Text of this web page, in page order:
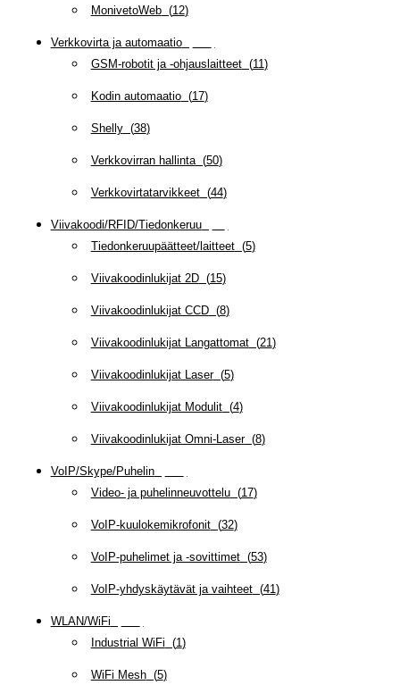
MonivetoWeb(12)
Verkkovirta ja automaatio(
GSM-robotit ja -ohjauslaitteet(11)
Kodin automaatio(17)
Shelly(38)
Verkkovirran hallinta(50)
Verkkovirtatarvikkeet(44)
Viivakoodi/RFID/Tiedonkeruu(
Tiedonkeruupäätteet/laitteet(5)
Viivakoodinlukijat 2D(15)
Viivakoodinlukijat CCD(8)
Viivakoodinlukijat Langattomat(21)
Viivakoodinlukijat Laser(5)
Viivakoodinlukijat Modulit(4)
Viivakoodinlukijat Omni-Laser(8)
VoIP/Skype/Puhelin(
Video- ja puhelinneuvottelu(17)
VoIP-kuulokemikrofonit(32)
VoIP-puhelimet ja -sovittimet(53)
VoIP-yhdyskäytävät ja vaihteet(41)
WLAN/WiFi
Industrial WiFi (1)
WiFi Mesh(5)